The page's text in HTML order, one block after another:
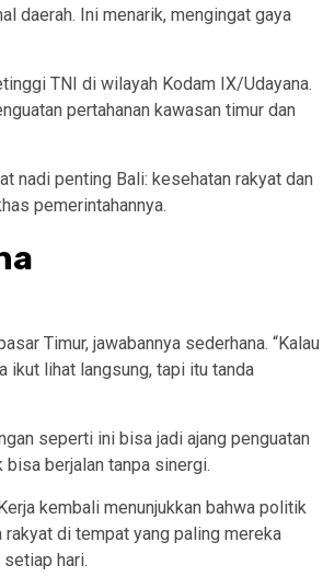
daerah. Ini menarik, mengingat gaya
TNI di wilayah Kodam IX/Udayana.
pertahanan kawasan timur dan
nadi penting Bali: kesehatan rakyat dan
pemerintahannya.
Timur, jawabannya sederhana. “Kalau
ikut lihat langsung, tapi itu tanda
seperti ini bisa jadi ajang penguatan
berjalan tanpa sinergi.
kembali menunjukkan bahwa politik
di tempat yang paling mereka
hari.